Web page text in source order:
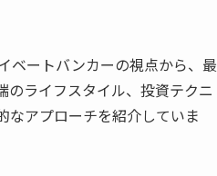
ベートバンカーの視点から、最
ライフスタイル、投資テクニ
なアプローチを紹介していま